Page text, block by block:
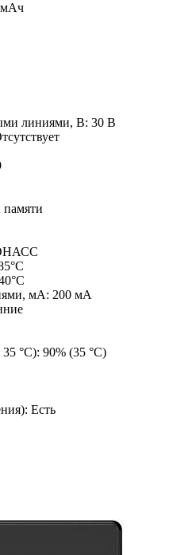
мАч
линиями, В: 30 В
памяти
мА: 200 мА
°C): 90% (35 °C)
Есть